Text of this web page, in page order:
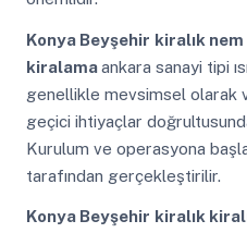
Konya Beyşehir kiralık
kiralamaankara sanayi tipi
genellikle mevsimsel olarak
geçici ihtiyaçlar
Kurulum ve operasyona
tarafından gerçekleştirilir.
Konya Beyşehir kiralık